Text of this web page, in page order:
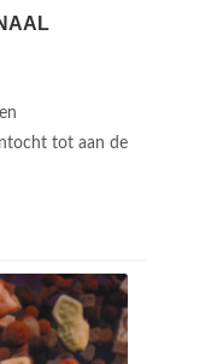
tot aan de